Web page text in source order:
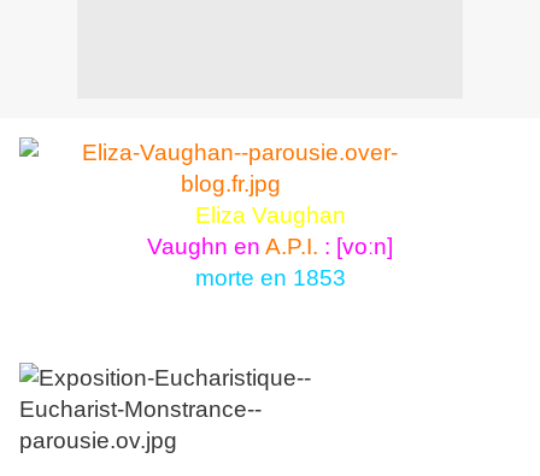
Eliza Vaughan
Vaughn en A.P.I. : [voːn]
morte en 1853